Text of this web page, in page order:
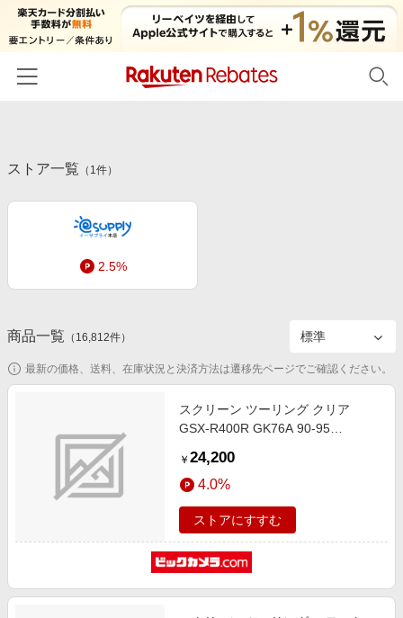
カテゴリー一覧
百貨店・総合ECモール
ファッション・インナー・小物
食品・スイーツ・お酒
家電・PC・スマホ・カメラ
スポーツ・アウトドア・ゴルフ
インテリア・寝具
ペット・花・DIY・車
金融・マネー・保険
初回購入者限定特典
新着ストアのご紹介
電子書籍特集
わくわく夏特集
50万ポイント山分けキャンペーン
とことん買い物チャレンジ
Apple公式サイト×楽天カード分割払い
Samsung ボーナスキャンペーン
友達紹介
楽天IDでログイン/会員登録
ストア一覧 （ 1件）
2.5%
商品一覧 （ 16,812件）
最新の価格、送料、在庫状況と決済方法は遷移先ページでご確認ください。
スクリーン ツーリング クリア
GSX-R400R GK76A 90-95
￥ 24,200
4.0%
ストアにすすむ